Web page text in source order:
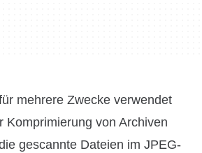
mehrere Zwecke verwendet
Komprimierung von Archiven
gescannte Dateien im JPEG-